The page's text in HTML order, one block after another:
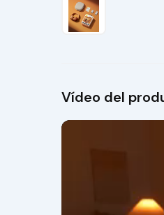
Vídeo del